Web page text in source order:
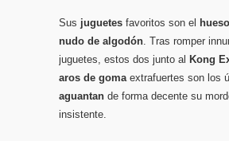
Sus juguetes favoritos son el
nudo de algodón. Tras romper
juguetes, estos dos junto al Kong
aros de gomaextrafuertes son los
aguantan de forma decente su
insistente.